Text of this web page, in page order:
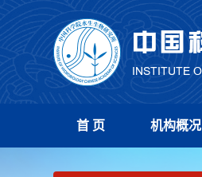
首 页 机构概况